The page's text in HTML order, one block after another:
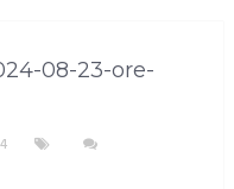
08-23-ore-